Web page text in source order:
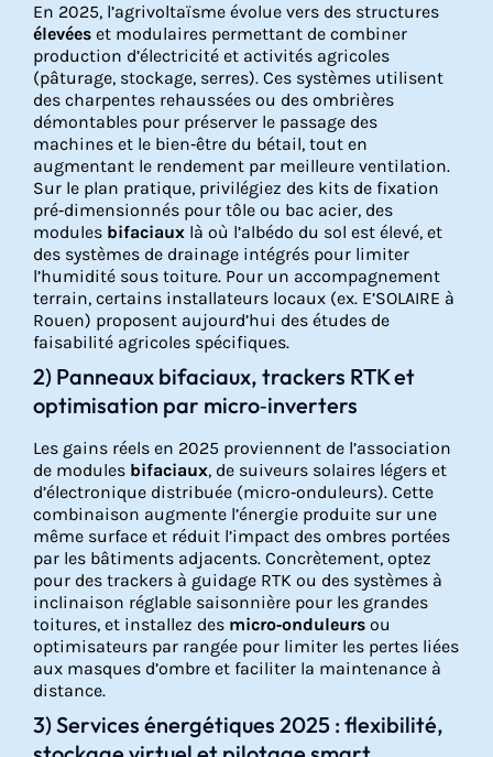
En 2025, l’agrivoltaïsme évolue vers des structures
élevées et modulaires permettant de combiner
production d’électricité et activités agricoles
(pâturage, stockage, serres). Ces systèmes utilisent
des charpentes rehaussées ou des ombrières
démontables pour préserver le passage des
machines et le bien‑être du bétail, tout en
augmentant le rendement par meilleure ventilation.
Sur le plan pratique, privilégiez des kits de fixation
pré‑dimensionnés pour tôle ou bac acier, des
modules bifaciaux là où l’albédo du sol est élevé, et
des systèmes de drainage intégrés pour limiter
l’humidité sous toiture. Pour un accompagnement
terrain, certains installateurs locaux (ex. E’SOLAIRE à
Rouen) proposent aujourd’hui des études de
faisabilité agricoles spécifiques.
2) Panneaux bifaciaux, trackers RTK et
optimisation par micro‑inverters
Les gains réels en 2025 proviennent de l’association
de modules bifaciaux, de suiveurs solaires légers et
d’électronique distribuée (micro‑onduleurs). Cette
combinaison augmente l’énergie produite sur une
même surface et réduit l’impact des ombres portées
par les bâtiments adjacents. Concrètement, optez
pour des trackers à guidage RTK ou des systèmes à
inclinaison réglable saisonnière pour les grandes
toitures, et installez des micro‑onduleurs ou
optimisateurs par rangée pour limiter les pertes liées
aux masques d’ombre et faciliter la maintenance à
distance.
3) Services énergétiques 2025 : flexibilité,